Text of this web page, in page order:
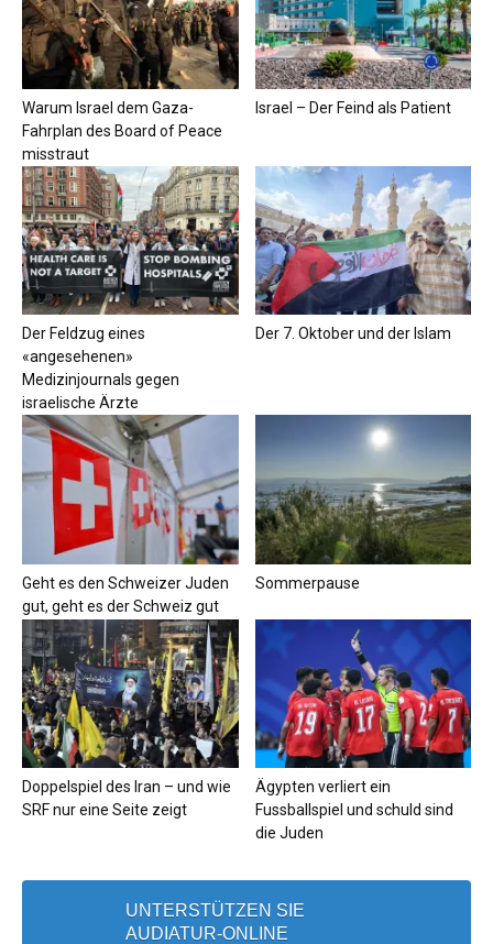
Warum Israel dem Gaza-
Fahrplan des Board of Peace
misstraut
Israel – Der Feind als Patient
Der Feldzug eines
«angesehenen»
Medizinjournals gegen
israelische Ärzte
Der 7. Oktober und der Islam
Geht es den Schweizer Juden
gut, geht es der Schweiz gut
Sommerpause
Doppelspiel des Iran – und wie
SRF nur eine Seite zeigt
Ägypten verliert ein
Fussballspiel und schuld sind
die Juden
UNTERSTÜTZEN SIE
AUDIATUR-ONLINE